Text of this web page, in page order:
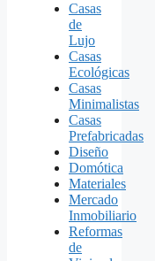
Casas
de
Lujo
Casas
Ecológicas
Casas
Minimalistas
Casas
Prefabricadas
Diseño
Domótica
Materiales
Mercado
Inmobiliario
Reformas
de